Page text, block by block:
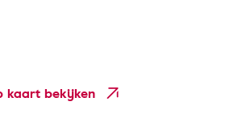
kaart bekijken